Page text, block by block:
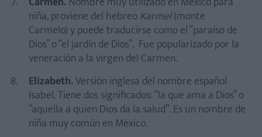
niña, proviene del hebreo Karmel(monte
Carmelo) y puede traducirse como el “paraíso de
Dios” o “el jardín de Dios”. Fue popularizado por la
veneración a la virgen del Carmen.
Elizabeth.Versión inglesa del nombre español
Isabel. Tiene dos significados: “la que ama a Dios” o
“aquella a quien Dios da la salud”. Es un nombre de
niña muy común en México.